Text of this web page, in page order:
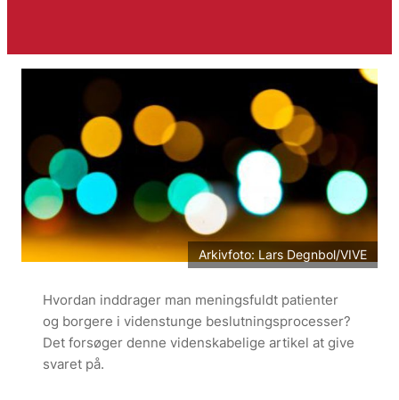
Arkivfoto: Lars Degnbol/VIVE
Hvordan inddrager man meningsfuldt patienter
og borgere i videnstunge beslutningsprocesser?
Det forsøger denne videnskabelige artikel at give
svaret på.